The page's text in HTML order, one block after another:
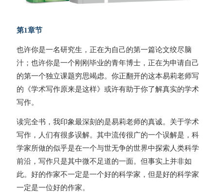
第1章节
也许你是一名研究生，正在为自己的第一篇论文绞尽脑
汁；也许你是一个刚刚毕业的青年博士，正在为申请自己
的第一个独立课题穷思竭虑。你正翻开的这本易莉老师写
的《学术写作原来是这样》或许有助于你了解真实的学术
写作。
读完全书，我印象最深刻的是易莉老师的真诚。关于学术
写作，人们有很多误解。其中流传很广的一个误解是，科
学家所做的似乎是在一个与世无争的世界中探索人类科学
前沿，写作只是其中微不足道的一面。但事实上并非如
此。好的作家不一定是一个好的科学家，但是好的科学家
一定是一位好的作家。